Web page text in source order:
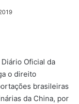
Oficial da
o direito
brasileiras
da China, por